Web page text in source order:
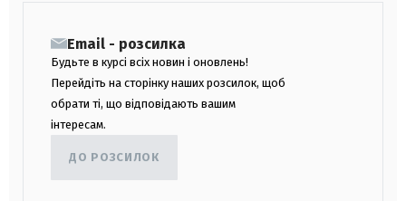
Email - розсилка
Будьте в курсі всіх новин і оновлень!
Перейдіть на сторінку наших розсилок, щоб
обрати ті, що відповідають вашим
інтересам.
ДО РОЗСИЛОК